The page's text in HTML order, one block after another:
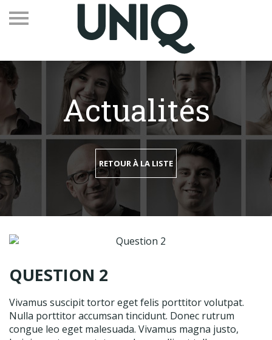
Recevez notre newsletter
Vos contacts
Espace adhérents
Linkedin
EN
Produits
Labels & normes
Partenaires
Actualités
RETOUR À LA LISTE
QUESTION 2
Vivamus suscipit tortor eget felis porttitor volutpat.
Nulla porttitor accumsan tincidunt. Donec rutrum
congue leo eget malesuada. Vivamus magna justo,